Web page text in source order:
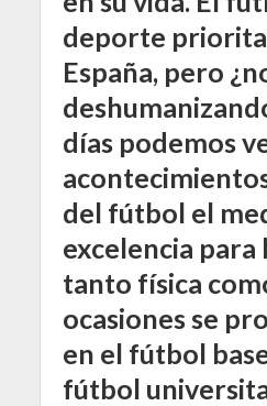
deporte
España, pero
días podemos
del fútbol el
excelencia para
tanto física
ocasiones se
en el fútbol
fútbol